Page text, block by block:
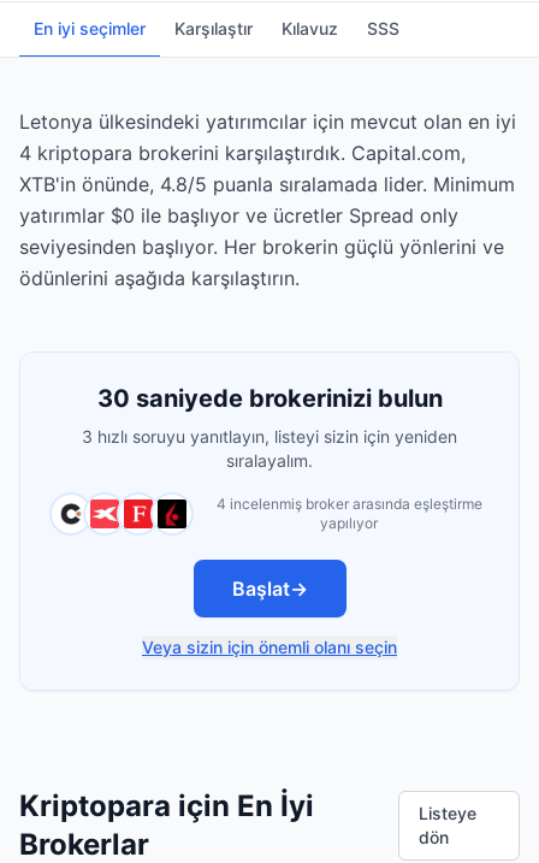
En iyi seçimler Karşılaştır Kılavuz SSS
Letonya ülkesindeki yatırımcılar için mevcut olan en iyi
4 kriptopara brokerini karşılaştırdık. Capital.com,
XTB'in önünde, 4.8/5 puanla sıralamada lider. Minimum
yatırımlar $0 ile başlıyor ve ücretler Spread only
seviyesinden başlıyor. Her brokerin güçlü yönlerini ve
ödünlerini aşağıda karşılaştırın.
30 saniyede brokerinizi bulun
3 hızlı soruyu yanıtlayın, listeyi sizin için yeniden
sıralayalım.
4 incelenmiş broker arasında eşleştirme
yapılıyor
Başlat→
Veya sizin için önemli olanı seçin
Kriptopara için En İyi
Brokerlar
Listeye
dön